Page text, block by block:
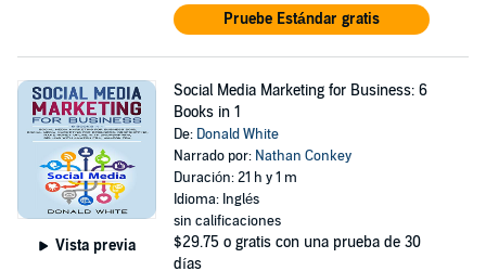
Pruebe Estándar gratis
Vista previa
Social Media Marketing for Business: 6
Books in 1
De: Donald White
Narrado por: Nathan Conkey
Duración: 21 h y 1 m
Idioma: Inglés
sin calificaciones
$29.75 o gratis con una prueba de 30
días